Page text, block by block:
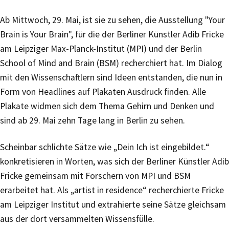
Ab Mittwoch, 29. Mai, ist sie zu sehen, die Ausstellung "Your
Brain is Your Brain", für die der Berliner Künstler Adib Fricke
am Leipziger Max-Planck-Institut (MPI) und der Berlin
School of Mind and Brain (BSM) recherchiert hat. Im Dialog
mit den Wissenschaftlern sind Ideen entstanden, die nun in
Form von Headlines auf Plakaten Ausdruck finden. Alle
Plakate widmen sich dem Thema Gehirn und Denken und
sind ab 29. Mai zehn Tage lang in Berlin zu sehen.
Scheinbar schlichte Sätze wie „Dein Ich ist eingebildet.“
konkretisieren in Worten, was sich der Berliner Künstler Adib
Fricke gemeinsam mit Forschern von MPI und BSM
erarbeitet hat. Als „artist in residence“ recherchierte Fricke
am Leipziger Institut und extrahierte seine Sätze gleichsam
aus der dort versammelten Wissensfülle.